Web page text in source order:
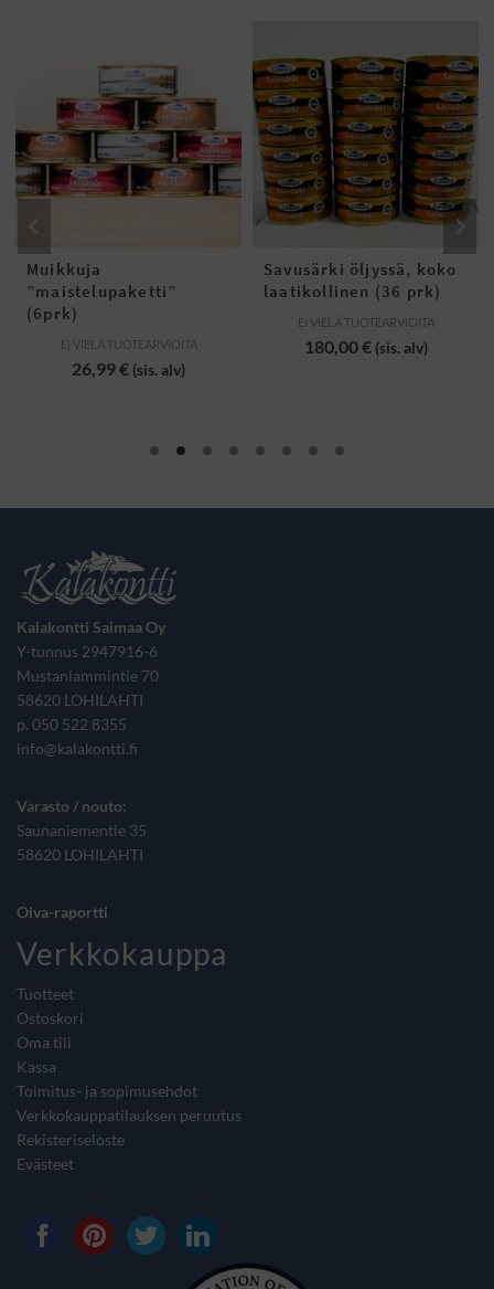
Muikkuja
”maistelupaketti”
(6prk)
EI VIELÄ TUOTEARVIOITA
26,99€ (sis. alv)
Savusärki öljyssä, koko
laatikollinen (36 prk)
EI VIELÄ TUOTEARVIOITA
180,00€ (sis. alv)
Kalakontti Saimaa Oy
Y-tunnus 2947916-6
Mustanlammintie 70
58620 LOHILAHTI
p. 050 522 8355
info@kalakontti.fi‬
Varasto / nouto:
Saunaniementie 35
58620 LOHILAHTI
Oiva-raportti
Verkkokauppa
Tuotteet
Ostoskori
Oma tili
Kassa
Toimitus- ja sopimusehdot
Verkkokauppatilauksen peruutus
Rekisteriseloste
Evästeet